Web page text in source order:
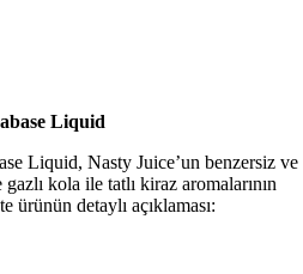
Liquid
Liquid, Nasty Juice’un benzersiz ve
kola ile tatlı kiraz aromalarının
ürünün detaylı açıklaması: